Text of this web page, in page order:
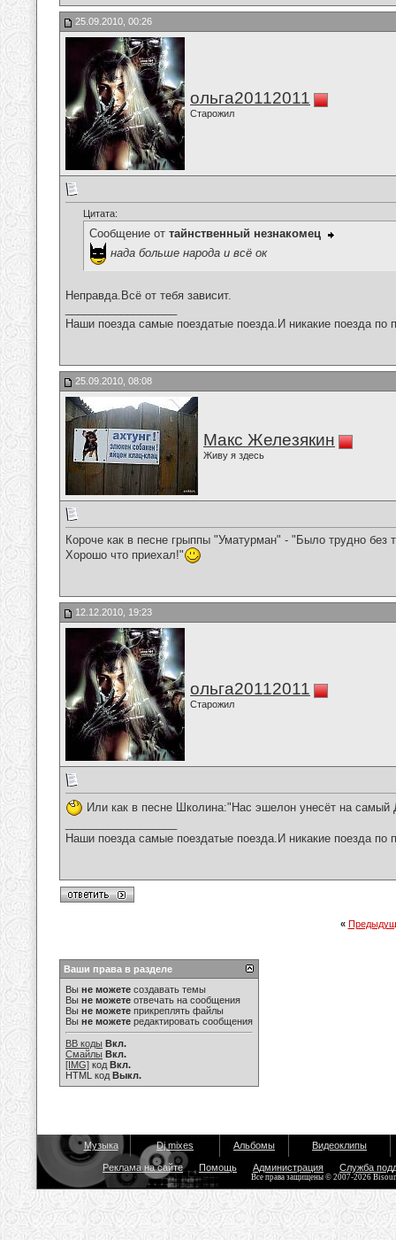
25.09.2010, 00:26
ольга20112011
Старожил
Цитата:
Сообщение от тайнственный незнакомец
нада больше народа и всё ок
Неправда.Всё от тебя зависит.
Наши поезда самые поездатые поезда.И никакие поезда по
25.09.2010, 08:08
Макс Железякин
Живу я здесь
Короче как в песне грыппы "Уматурман" - "Было трудно без
Хорошо что приехал!"
12.12.2010, 19:23
ольга20112011
Старожил
Или как в песне Школина:"Нас эшелон унесёт на самый
Наши поезда самые поездатые поезда.И никакие поезда по
«
Ваши права в разделе
Вы не можете создавать темы
Вы не можете отвечать на сообщения
Вы не можете прикреплять файлы
Вы не можете редактировать сообщения
BB коды Вкл.
Смайлы Вкл.
[IMG] код Вкл.
HTML код Выкл.
Музыка Dj mixes Альбомы Видеоклипы
Реклама на сайте Помощь Администрация Служба
Все права защищены © 2007-2026